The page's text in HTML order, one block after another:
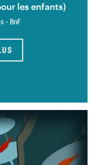
les enfants)
- BnF